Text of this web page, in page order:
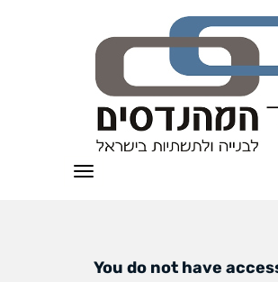
תפריט
You do not have